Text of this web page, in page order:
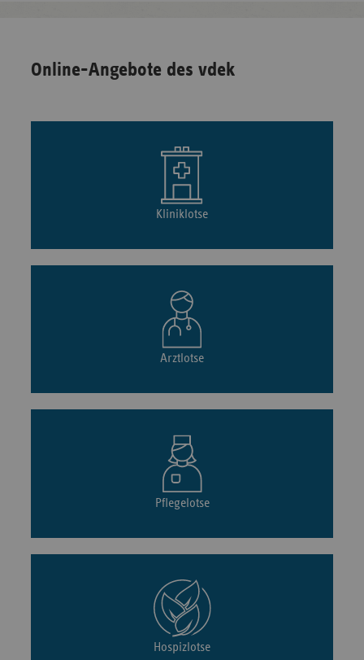
Online-Angebote des vdek
Kliniklotse
Arztlotse
Pflegelotse
Hospizlotse